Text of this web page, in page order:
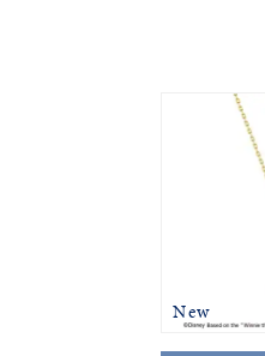
New